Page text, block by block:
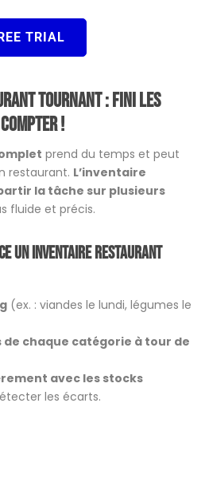
TRIAL
tournant : fini les
!
prend du temps et peut
restaurant. L’inventaire
la tâche sur plusieurs
fluide et précis.
un inventaire restaurant
(ex. : viandes le lundi, légumes le
chaque catégorie à tour de
avec les stocks
les écarts.